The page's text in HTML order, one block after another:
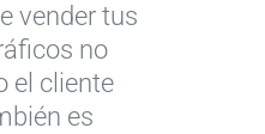
vender tus
no
el cliente
es